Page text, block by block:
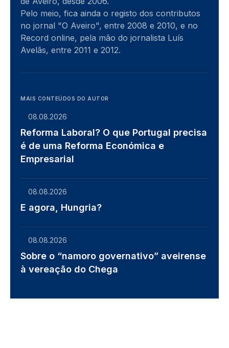
Pelo meio, fica ainda o registo dos contributos
no jornal "O Aveiro", entre 2008 e 2010, e no
Record online, pela mão do jornalista Luís
Avelãs, entre 2011 e 2012.
MAIS CONTEÚDOS DO AUTOR
08.08.2026
Reforma Laboral? O que Portugal precisa
é de uma Reforma Económica e
Empresarial
08.08.2026
E agora, Hungria?
08.08.2026
Sobre o “namoro governativo” aveirense
à vereação do Chega